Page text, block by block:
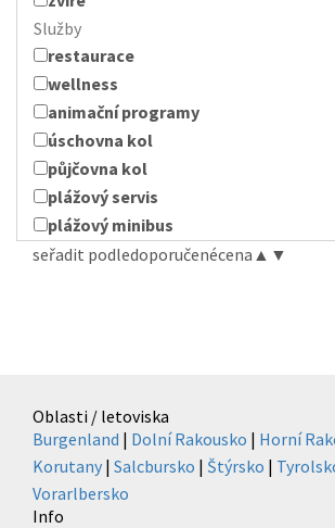
Služby
restaurace
wellness
animační programy
úschovna kol
půjčovna kol
plážový servis
plážový minibus
seřadit podledoporučenécena ▲ ▼
Oblasti / letoviska
Burgenland | Dolní Rakousko | Horní
Korutany | Salcbursko | Štýrsko |
Vorarlbersko
Info